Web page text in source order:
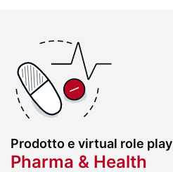
Prodotto e virtual role play
Pharma & Health